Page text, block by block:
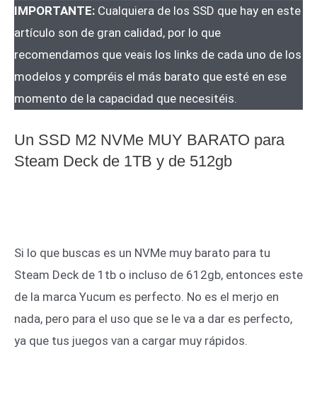
IMPORTANTE: Cualquiera de los SSD que hay en este
artículo son de gran calidad, por lo que
recomendamos que veais los links de cada uno de los
modelos y compréis el más barato que esté en ese
momento de la capacidad que necesitéis.
Un SSD M2 NVMe MUY BARATO para
Steam Deck de 1TB y de 512gb
Si lo que buscas es un NVMe muy barato para tu
Steam Deck de 1tb o incluso de 612gb, entonces este
de la marca Yucum es perfecto. No es el merjo en
nada, pero para el uso que se le va a dar es perfecto,
ya que tus juegos van a cargar muy rápidos.